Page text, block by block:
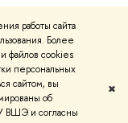
работы сайта
Более
файлов cookies
персональных
сайтом, вы
об
ВШЭ и согласны
✖
Условия